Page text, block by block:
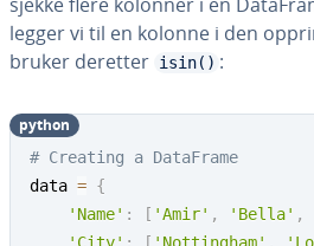
legger vi til en kolonne i den
bruker deretter isin() :
# Creating a DataFrame
data = {
'Name' : [ 'Amir' , 'Bella' ,
python